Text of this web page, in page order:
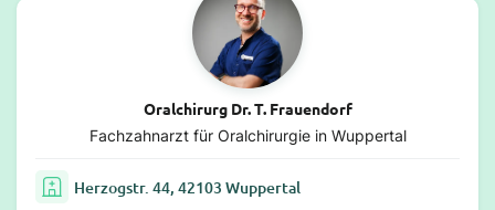
Oralchirurg Dr. T. Frauendorf
Fachzahnarzt für Oralchirurgie in Wuppertal
Herzogstr. 44, 42103 Wuppertal